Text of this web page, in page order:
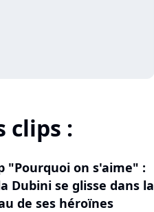
clips :
"Pourquoi on s'aime" :
Dubini se glisse dans la
de ses héroïnes